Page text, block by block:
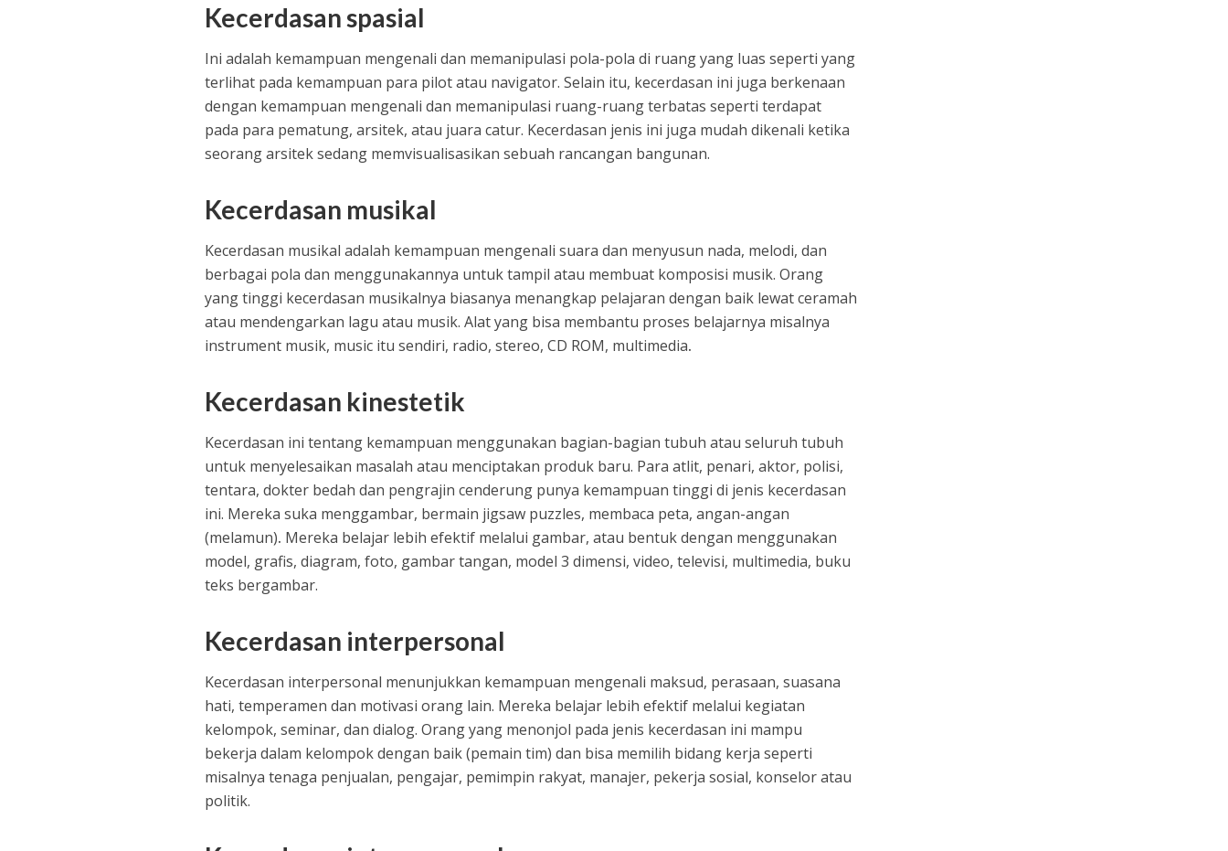
Kecerdasan spasial
Ini adalah kemampuan mengenali dan memanipulasi pola-pola di ruang yang luas seperti yang
terlihat pada kemampuan para pilot atau navigator. Selain itu, kecerdasan ini juga berkenaan
dengan kemampuan mengenali dan memanipulasi ruang-ruang terbatas seperti terdapat
pada para pematung, arsitek, atau juara catur. Kecerdasan jenis ini juga mudah dikenali ketika
seorang arsitek sedang memvisualisasikan sebuah rancangan bangunan.
Kecerdasan musikal
Kecerdasan musikal adalah kemampuan mengenali suara dan menyusun nada, melodi, dan
berbagai pola dan menggunakannya untuk tampil atau membuat komposisi musik. Orang
yang tinggi kecerdasan musikalnya biasanya menangkap pelajaran dengan baik lewat ceramah
atau mendengarkan lagu atau musik. Alat yang bisa membantu proses belajarnya misalnya
instrument musik, music itu sendiri, radio, stereo, CD ROM, multimedia.
Kecerdasan kinestetik
Kecerdasan ini tentang kemampuan menggunakan bagian-bagian tubuh atau seluruh tubuh
untuk menyelesaikan masalah atau menciptakan produk baru. Para atlit, penari, aktor, polisi,
tentara, dokter bedah dan pengrajin cenderung punya kemampuan tinggi di jenis kecerdasan
ini. Mereka suka menggambar, bermain jigsaw puzzles, membaca peta, angan-angan
(melamun). Mereka belajar lebih efektif melalui gambar, atau bentuk dengan menggunakan
model, grafis, diagram, foto, gambar tangan, model 3 dimensi, video, televisi, multimedia, buku
teks bergambar.
Kecerdasan interpersonal
Kecerdasan interpersonal menunjukkan kemampuan mengenali maksud, perasaan, suasana
hati, temperamen dan motivasi orang lain. Mereka belajar lebih efektif melalui kegiatan
kelompok, seminar, dan dialog. Orang yang menonjol pada jenis kecerdasan ini mampu
bekerja dalam kelompok dengan baik (pemain tim) dan bisa memilih bidang kerja seperti
misalnya tenaga penjualan, pengajar, pemimpin rakyat, manajer, pekerja sosial, konselor atau
politik.